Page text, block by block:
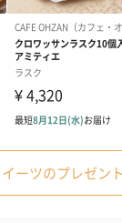
ーツのプレゼン